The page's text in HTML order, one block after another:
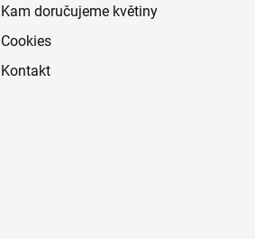
Kam doručujeme květiny
Cookies
Kontakt